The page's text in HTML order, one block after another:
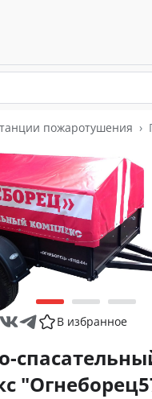
пожаротушения
В избранное